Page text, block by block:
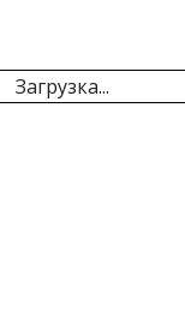
Загрузка...